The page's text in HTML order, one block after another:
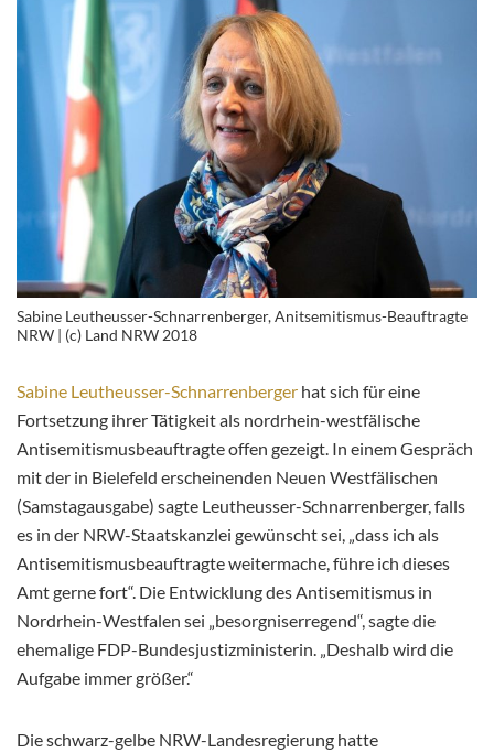
Sabine Leutheusser-Schnarrenberger, Anitsemitismus-Beauftragte
NRW | (c) Land NRW 2018
Sabine Leutheusser-Schnarrenberger hat sich für eine
Fortsetzung ihrer Tätigkeit als nordrhein-westfälische
Antisemitismusbeauftragte offen gezeigt. In einem Gespräch
mit der in Bielefeld erscheinenden Neuen Westfälischen
(Samstagausgabe) sagte Leutheusser-Schnarrenberger, falls
es in der NRW-Staatskanzlei gewünscht sei, „dass ich als
Antisemitismusbeauftragte weitermache, führe ich dieses
Amt gerne fort“. Die Entwicklung des Antisemitismus in
Nordrhein-Westfalen sei „besorgniserregend“, sagte die
ehemalige FDP-Bundesjustizministerin. „Deshalb wird die
Aufgabe immer größer.“
Die schwarz-gelbe NRW-Landesregierung hatte